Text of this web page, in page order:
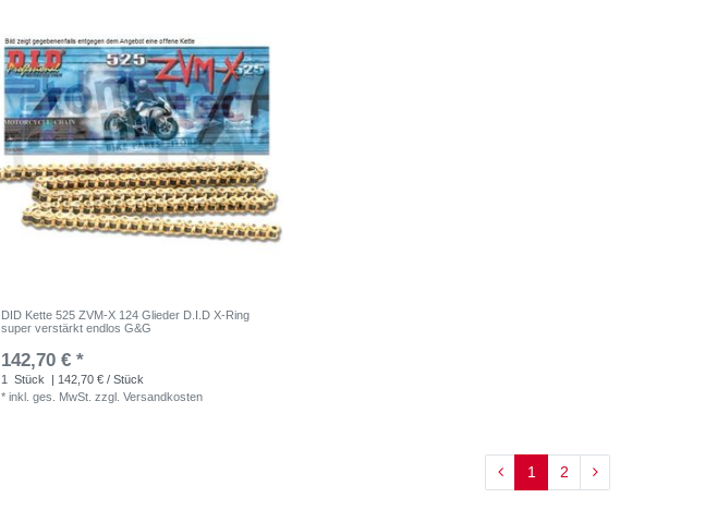
DID Kette 525 ZVM-X 124 Glieder D.I.D X-Ring
super verstärkt endlos G&G
142,70 € *
1 Stück
| 142,70 € / Stück
*inkl. ges. MwSt. zzgl.Versandkosten
1 2